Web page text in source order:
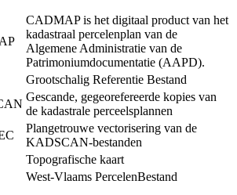
CADMAP is het digitaal product van het
kadastraal percelenplan van de
Algemene Administratie van de
Patrimoniumdocumentatie (AAPD).
Grootschalig Referentie Bestand
Gescande, gegeorefereerde kopies van
de kadastrale perceelsplannen
Plangetrouwe vectorisering van de
KADSCAN-bestanden
Topografische kaart
West-Vlaams PercelenBestand